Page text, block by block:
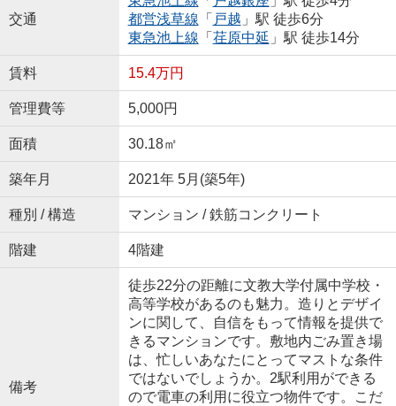
交通
都営浅草線 「 戸越 」駅 徒歩6分
東急池上線 「 荏原中延 」駅 徒歩14分
賃料 15.4万円
管理費等 5,000円
面積 30.18㎡
築年月 2021年 5月(築5年)
種別 / 構造 マンション / 鉄筋コンクリート
階建 4階建
備考
徒歩22分の距離に文教大学付属中学校・
高等学校があるのも魅力。造りとデザイ
ンに関して、自信をもって情報を提供で
きるマンションです。敷地内ごみ置き場
は、忙しいあなたにとってマストな条件
ではないでしょうか。2駅利用ができる
ので電車の利用に役立つ物件です。こだ